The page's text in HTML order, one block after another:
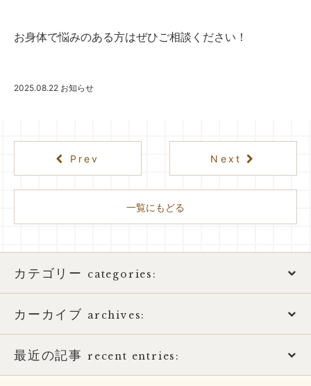
お身体で悩みのある方はぜひご相談ください！
2025.08.22 お知らせ
カテゴリー categories:
アトピー性皮膚炎
おススメ書籍
カーカイブ archives:
2026年
最近の記事 recent entries:
Prev
一覧にもどる
Next